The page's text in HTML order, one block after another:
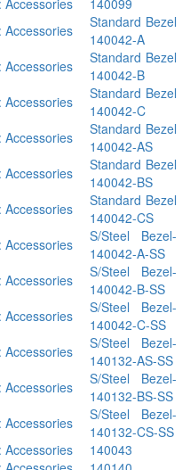
Accessories
Standard Bezel
140042-A
Accessories
Standard Bezel
140042-B
Accessories
Standard Bezel
140042-C
Accessories
Standard Bezel
140042-AS
Accessories
Standard Bezel
140042-BS
Accessories
Standard Bezel
140042-CS
Accessories
S/Steel Bezel-
140042-A-SS
Accessories
S/Steel Bezel-
140042-B-SS
Accessories
S/Steel Bezel-
140042-C-SS
Accessories
S/Steel Bezel-
140132-AS-SS
Accessories
S/Steel Bezel-
140132-BS-SS
Accessories
S/Steel Bezel-
140132-CS-SS
Accessories
140043